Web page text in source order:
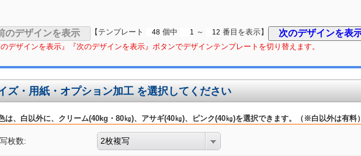
【テンプレート 個中 ～
番目を表示】
デザインを表示』『次のデザインを表示』ボタンでデザインテンプレートを切り替えます。
ズ・用紙・オプション加工 を選択してください
は、白以外に、クリーム(40kg・80㎏)、アサギ(40㎏)、ピンク(40㎏)を選択できます。（※白以外は有料）
枚数: 2枚複写